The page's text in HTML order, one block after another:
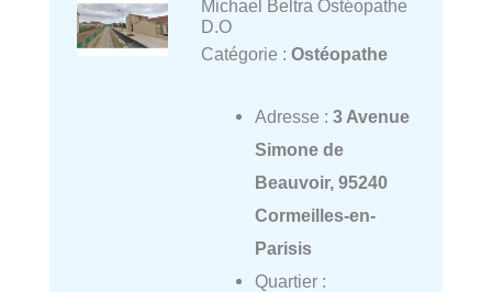
Michael Beltra Ostéopathe
D.O
Catégorie : Ostéopathe
Adresse : 3 Avenue
Simone de
Beauvoir, 95240
Cormeilles-en-
Parisis
Quartier :